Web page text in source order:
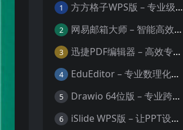
1 方方格子WPS版 – 专业级Excel/WPS表格效率增强插件
2 网易邮箱大师 – 智能高效的全平台邮箱管理专家
3 迅捷PDF编辑器 – 高效专业的PDF编辑与格式处理工具
4 EduEditor – 专业数理化公式与科学文档编辑器
5 Drawio 64位版 – 专业跨平台图表设计与协作工具
6 iSlide WPS版 – 让PPT设计效率提升10倍的专业插件